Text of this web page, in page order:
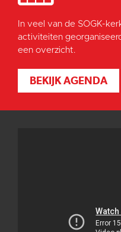
In veel van de SOGK-
activiteiten
een overzicht.
BEKIJK AGENDA